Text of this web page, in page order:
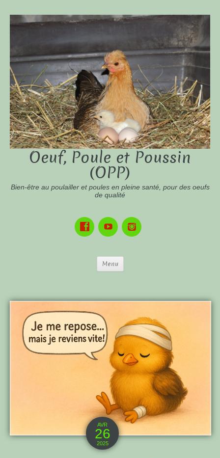
Oeuf, Poule et Poussin
(OPP)
Bien-être au poulailler et poules en pleine santé, pour des oeufs
de qualité
Menu
AVR
26
2025